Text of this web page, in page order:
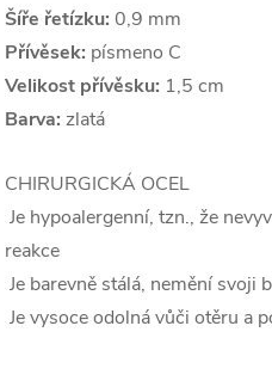
Šíře řetízku: 0,9 mm
Přívěsek: písmeno C
Velikost přívěsku: 1,5 cm
Barva: zlatá
CHIRURGICKÁ OCEL
Je hypoalergenní, tzn., že
reakce
Je barevně stálá, nemění svoji
Je vysoce odolná vůči otěru a